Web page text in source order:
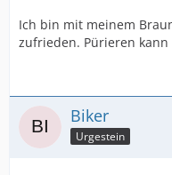
Ich bin mit meinem
zufrieden. Pürieren
Biker
Urgestein